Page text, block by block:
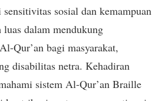
sosial dan kemampuan
dalam mendukung
Qur’an bagi masyarakat,
disabilitas netra. Kehadiran
sistem Al-Qur’an Braille